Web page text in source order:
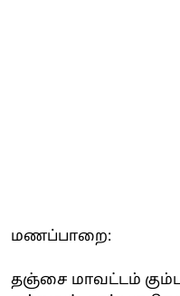
மணப்பாறை:
தஞ்சை மாவட்டம்